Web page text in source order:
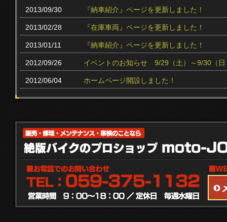
2013/09/30 『納車紹介』ページを更新しました！
2013/02/28 『在庫車両』ページを更新しました！
2013/01/11 『納車紹介』ページを更新しました！
2012/09/26 イベントのお知らせ 9/29（土）～9/30（日
2012/06/04 ホームページ開設しました！